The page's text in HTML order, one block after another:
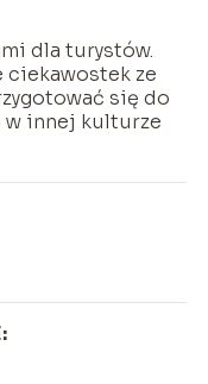
dla turystów.
ciekawostek ze
się do
w innej kulturze